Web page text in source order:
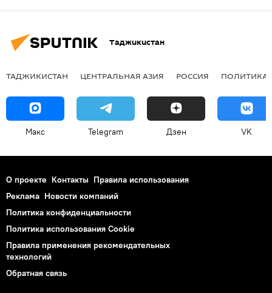
Таджикистан
ТАДЖИКИСТАН ЦЕНТРАЛЬНАЯ АЗИЯ РОССИЯ ПОЛИТИКА
Макс Telegram Дзен VK
О проекте Контакты Правила использования
Реклама Новости компаний
Политика конфиденциальности
Политика использования Cookie
Правила применения рекомендательных
технологий
Обратная связь